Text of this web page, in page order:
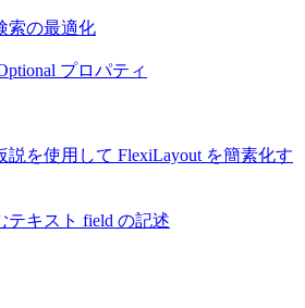
索の最適化
プロパティ
説を使用して FlexiLayout を簡素化す
テキスト field の記述